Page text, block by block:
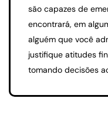
são capazes de
encontrará, em
alguém que você
justifique atitudes
tomando decisões